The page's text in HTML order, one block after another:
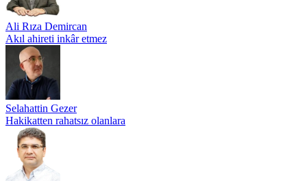
Ali Rıza Demircan
Akıl ahireti inkâr etmez
Selahattin Gezer
Hakikatten rahatsız olanlara